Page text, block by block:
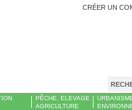
CRÉER UN
PÊCHE, ELEVAGE
AGRICULTURE